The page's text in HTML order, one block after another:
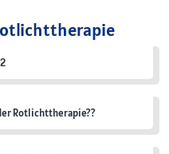
Rotlichttherapie??